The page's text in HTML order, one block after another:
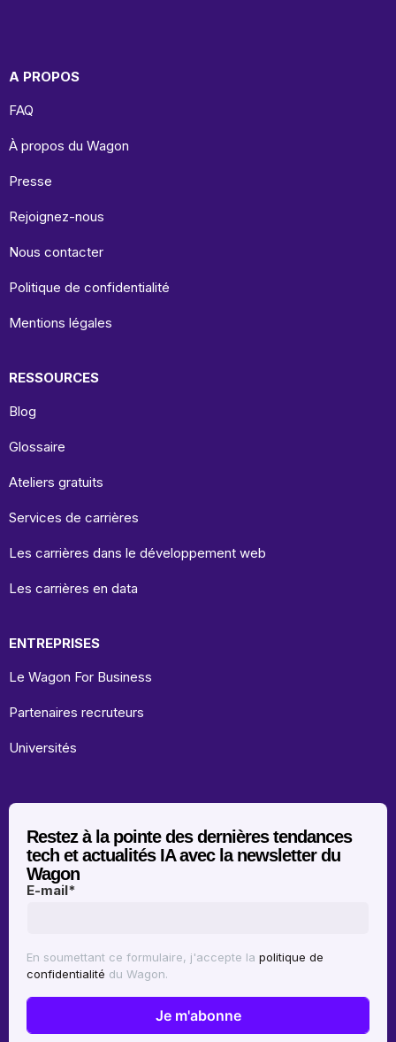
A PROPOS
FAQ
À propos du Wagon
Presse
Rejoignez-nous
Nous contacter
Politique de confidentialité
Mentions légales
RESSOURCES
Blog
Glossaire
Ateliers gratuits
Services de carrières
Les carrières dans le développement web
Les carrières en data
ENTREPRISES
Le Wagon For Business
Partenaires recruteurs
Universités
Restez à la pointe des dernières tendances
tech et actualités IA avec la newsletter du
Wagon
E-mail*
En soumettant ce formulaire, j'accepte la politique de
confidentialité du Wagon.